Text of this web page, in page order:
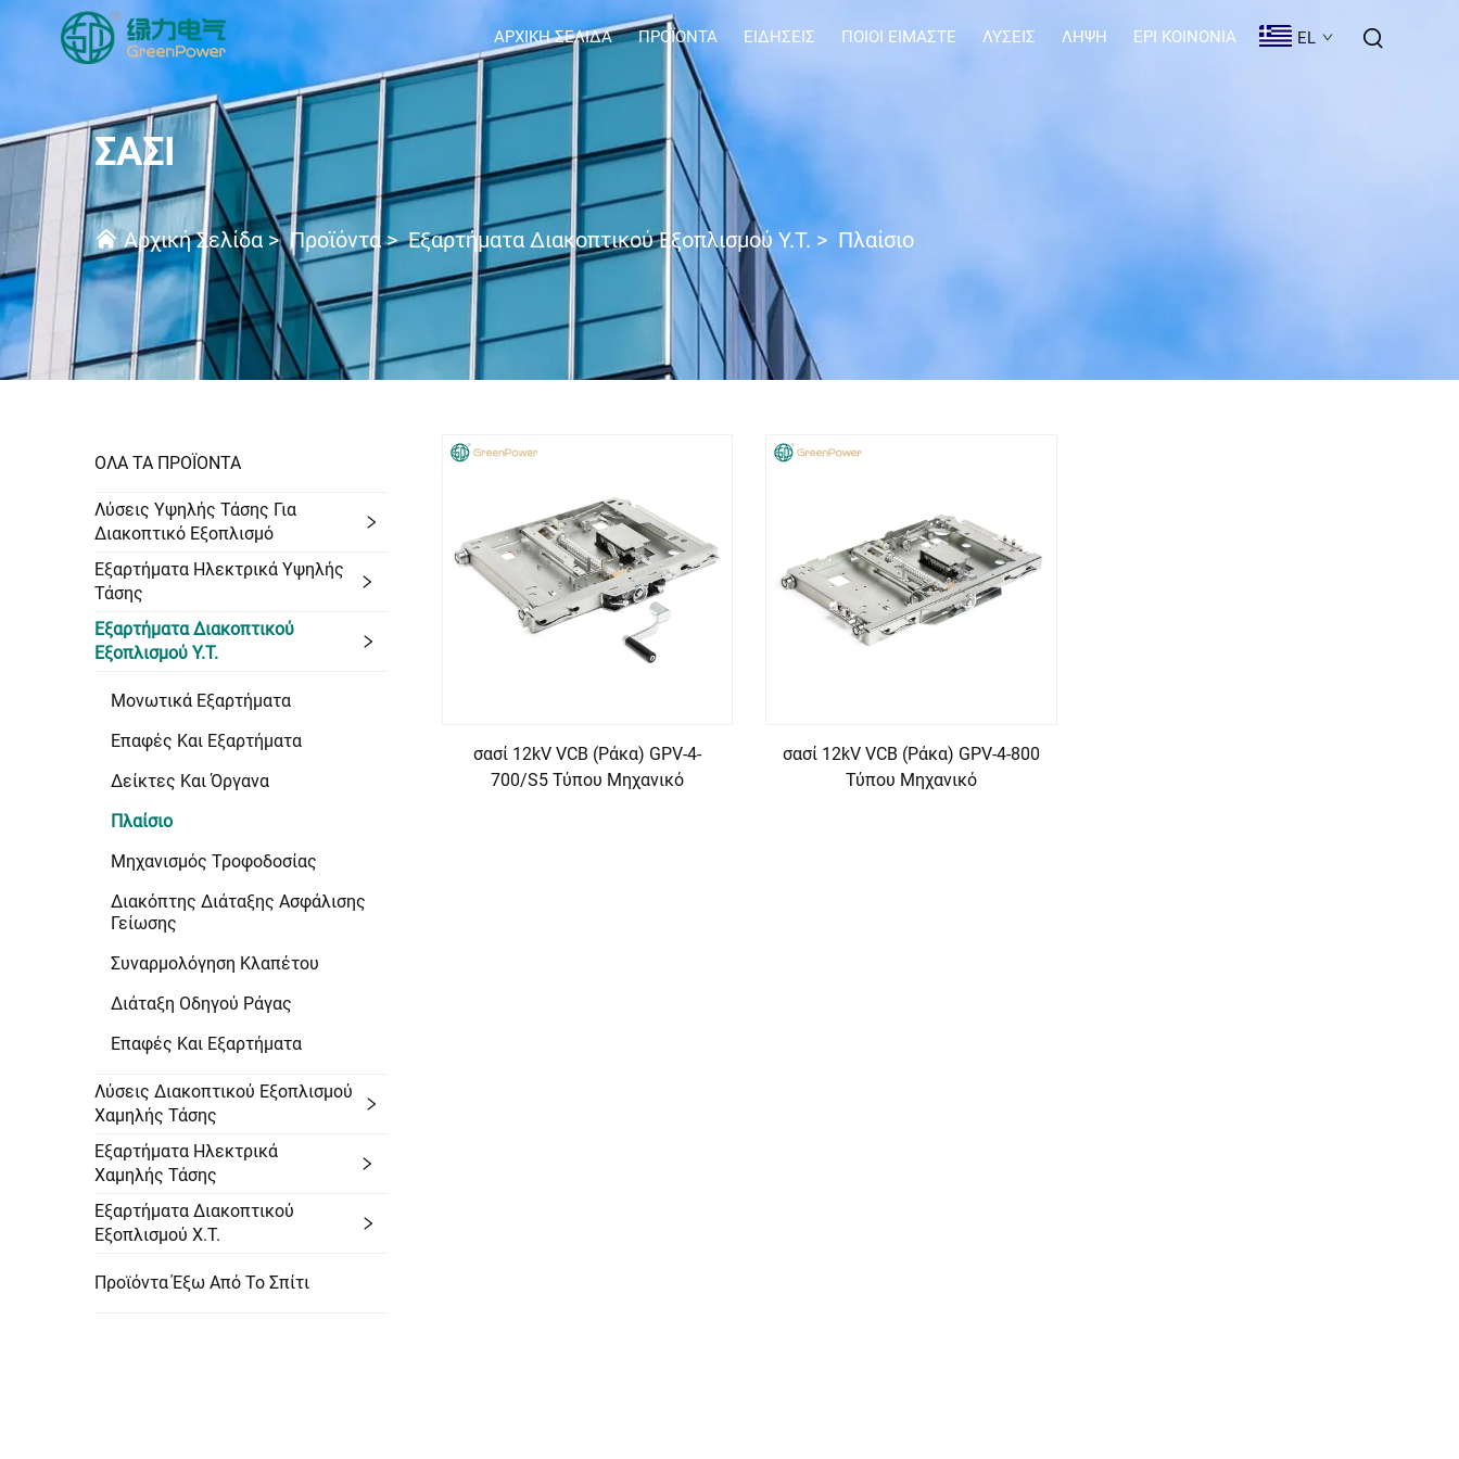
ΑΡΧΙΚΉ ΣΕΛΊΔΑ ΠΡΟΪΌΝΤΑ ΕΙΔΉΣΕΙΣ ΠΟΙΟΙ ΕΊΜΑΣΤΕ ΛΎΣΕΙΣ ΛΉΨΗ EPI KOINONIA EL
ΣΑΣΊ
Αρχική Σελίδα >Προϊόντα>Εξαρτήματα Διακοπτικού Εξοπλισμού Υ.Τ. > Πλαίσιο
ΟΛΑ ΤΑ ΠΡΟΪΟΝΤΑ
Λύσεις Υψηλής Τάσης Για
Διακοπτικό Εξοπλισμό
Εξαρτήματα Ηλεκτρικά Υψηλής
Τάσης
Εξαρτήματα Διακοπτικού
Εξοπλισμού Υ.Τ.
Μονωτικά Εξαρτήματα
Επαφές Και Εξαρτήματα
Δείκτες Και Όργανα
Πλαίσιο
Μηχανισμός Τροφοδοσίας
Διακόπτης Διάταξης Ασφάλισης
Γείωσης
Συναρμολόγηση Κλαπέτου
Διάταξη Οδηγού Ράγας
Επαφές Και Εξαρτήματα
Λύσεις Διακοπτικού Εξοπλισμού
Χαμηλής Τάσης
Εξαρτήματα Ηλεκτρικά
Χαμηλής Τάσης
Εξαρτήματα Διακοπτικού
Εξοπλισμού Χ.Τ.
Προϊόντα Έξω Από Το Σπίτι
σασί 12kV VCB (Ράκα) GPV-4-
700/S5 Τύπου Μηχανικό
σασί 12kV VCB (Ράκα) GPV-4-800
Τύπου Μηχανικό